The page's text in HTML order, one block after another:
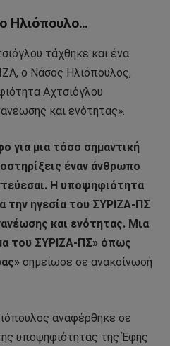
Ηλιόπουλο…
τάχθηκε και ένα
ο Νάσος Ηλιόπουλος,
Αχτσιόγλου
και ενότητας».
για μια τόσο σημαντική
έναν άνθρωπο
Η υποψηφιότητα
την ηγεσία του ΣΥΡΙΖΑ-ΠΣ
και ενότητας. Μια
του ΣΥΡΙΖΑ-ΠΣ» όπως
σημείωσε σε ανακοίνωσή
αναφέρθηκε σε
υποψηφιότητας της Έφης